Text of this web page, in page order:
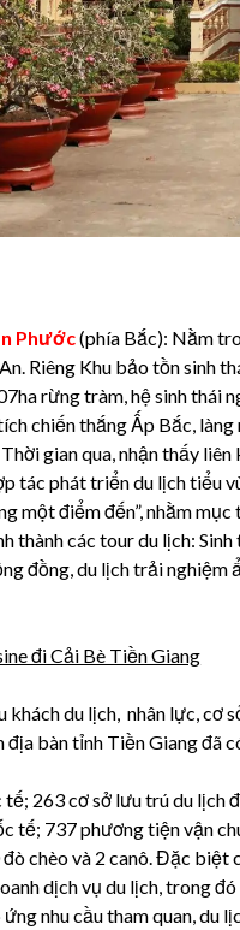
Phước(phía Bắc): Nằm
Riêng Khu bảo tồn sinh
rừng tràm, hệ sinh thái
chiến thắng Ấp Bắc,
gian qua, nhận thấy
tác phát triển du lịch tiểu
một điểm đến”, nhằm
thành các tour du lịch:
đồng, du lịch trải
đi Cải Bè Tiền Giang
khách du lịch, nhân lực, cơ
địa bàn tỉnh Tiền Giang đã
tế; 263 cơ sở lưu trú du lịch
tế; 737 phương tiện vận
chèo và 2 canô. Đặc
dịch vụ du lịch, trong
nhu cầu tham quan, du